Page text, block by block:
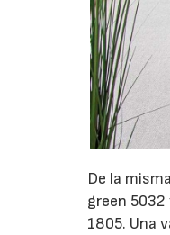
De la
green
1805. Una